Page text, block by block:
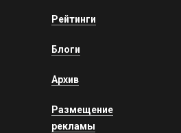
Рейтинги
Блоги
Архив
Размещение
рекламы